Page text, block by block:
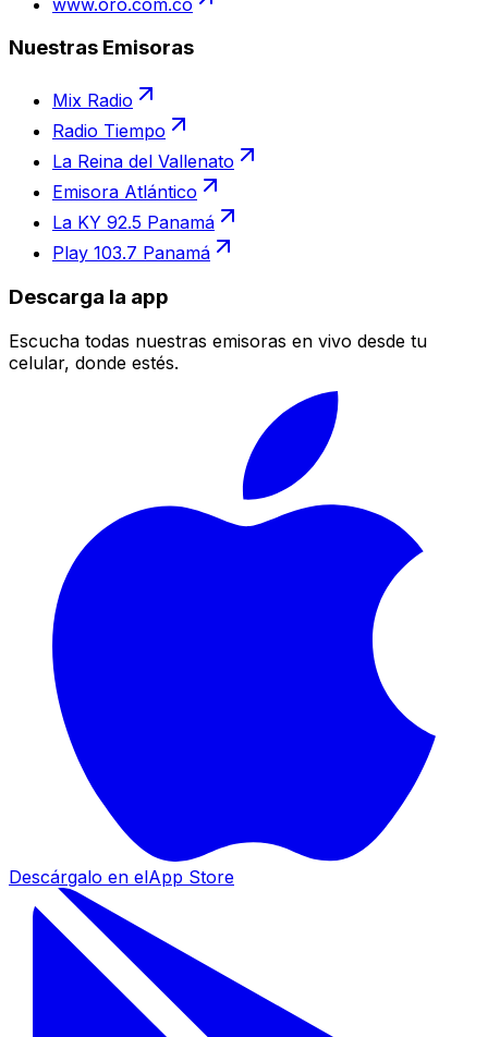
Nuestras Emisoras
Mix Radio
Radio Tiempo
La Reina del Vallenato
Emisora Atlántico
La KY 92.5 Panamá
Play 103.7 Panamá
Descarga la app
Escucha todas nuestras emisoras en vivo desde tu
celular, donde estés.
Descárgalo en elApp Store